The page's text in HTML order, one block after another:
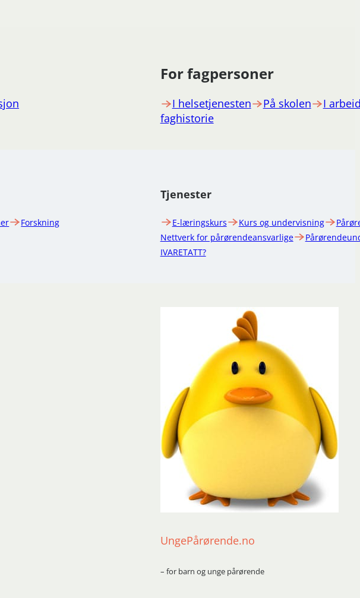
For fagpersoner
I helsetjenesten På skolen
I
faghistorie
Forskning
Tjenester
E-læringskurs Kurs og undervisning
Nettverk for pårørendeansvarlige
IVARETATT?
UngePårørende.no
– for barn og unge pårørende